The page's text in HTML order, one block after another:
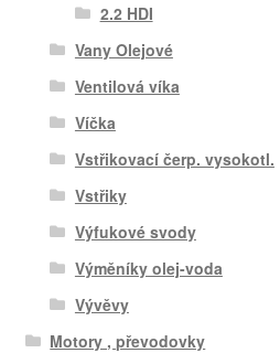
2.2 HDI
Vany Olejové
Ventilová víka
Víčka
Vstřikovací čerp. vysokotl.
Vstřiky
Výfukové svody
Výměníky olej-voda
Vývěvy
Motory , převodovky